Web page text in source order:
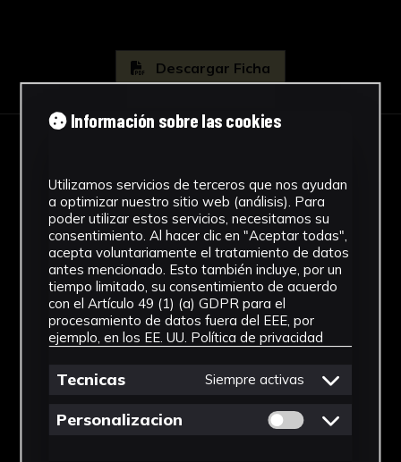
Descargar Ficha
Información sobre las cookies
Utilizamos servicios de terceros que nos ayudan
a optimizar nuestro sitio web (análisis). Para
poder utilizar estos servicios, necesitamos su
consentimiento. Al hacer clic en "Aceptar todas",
acepta voluntariamente el tratamiento de datos
antes mencionado. Esto también incluye, por un
tiempo limitado, su consentimiento de acuerdo
con el Artículo 49 (1) (a) GDPR para el
procesamiento de datos fuera del EEE, por
ejemplo, en los EE. UU. Política de privacidad
Tecnicas Siempre activas
Personalizacion Permitir cookies